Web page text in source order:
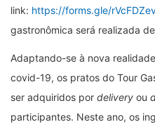
link: https://forms.gle/
gastronômica será realizada
Adaptando-se à nova
covid-19, os pratos do Tour
ser adquiridos por delivery ou
participantes. Neste ano, os